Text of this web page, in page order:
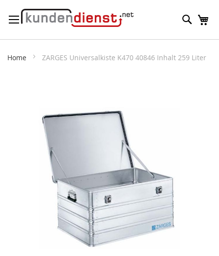
zum
Suche
Home ZARGES Universalkiste K470 40846 Inhalt 259 Liter
Bildergalerie